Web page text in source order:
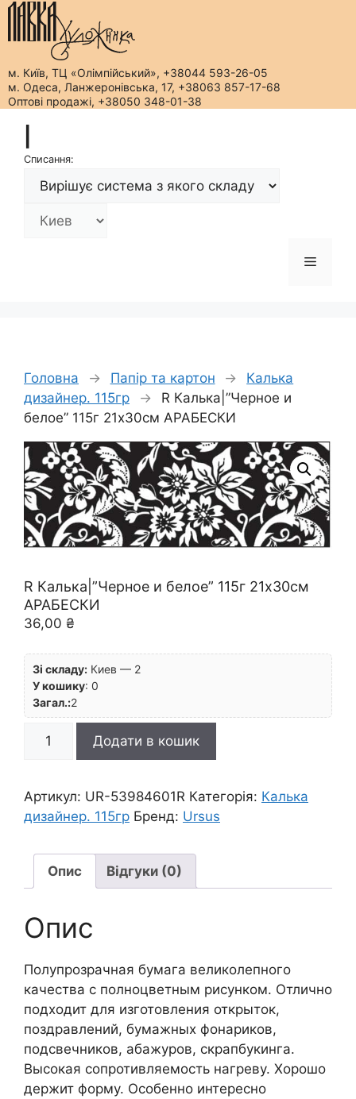
м. Київ, ТЦ «Олімпійський», +38044 593-26-05
м. Одеса, Ланжеронівська, 17, +38063 857-17-68
Оптові продажі, +38050 348-01-38
вмістуСписання:
Меню
Головна → Папір та картон →
Калька
дизайнер. 115гр
→
R Калька|”Черное и
белое” 115г 21х30см АРАБЕСКИ
R Калька|”Черное и белое” 115г 21х30см
АРАБЕСКИ
36,00 ₴
Зі складу: Киев — 2
У кошику: 0
Загал.:2
Калька|"Черное
белое"
115г
АРАБЕСКИ
кількість
Додати в кошик
Артикул: UR-53984601R Категорія: Калька
дизайнер. 115гр Бренд: Ursus
Опис Відгуки (0)
Опис
Полупрозрачная бумага великолепного
качества с полноцветным рисунком. Отлично
подходит для изготовления открыток,
поздравлений, бумажных фонариков,
подсвечников, абажуров, скрапбукинга.
Высокая сопротивляемость нагреву. Хорошо
держит форму. Особенно интересно